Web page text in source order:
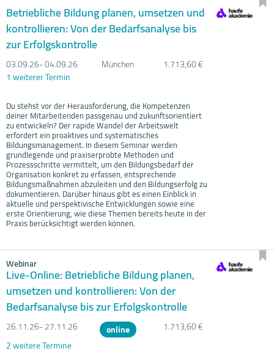
Betriebliche Bildung planen, umsetzen und
kontrollieren: Von der Bedarfsanalyse bis
zur Erfolgskontrolle
03.09.26- 04.09.26 München
1.713,60 €
1 weiterer Termin
Du stehst vor der Herausforderung, die Kompetenzen
deiner Mitarbeitenden passgenau und zukunftsorientiert
zu entwickeln? Der rapide Wandel der Arbeitswelt
erfordert ein proaktives und systematisches
Bildungsmanagement. In diesem Seminar werden
grundlegende und praxiserprobte Methoden und
Prozessschritte vermittelt, um den Bildungsbedarf der
Organisation konkret zu erfassen, entsprechende
Bildungsmaßnahmen abzuleiten und den Bildungserfolg zu
dokumentieren. Darüber hinaus gibt es einen Einblick in
aktuelle und perspektivische Entwicklungen sowie eine
erste Orientierung, wie diese Themen bereits heute in der
Praxis berücksichtigt werden können.
Webinar
Live-Online: Betriebliche Bildung planen,
umsetzen und kontrollieren: Von der
Bedarfsanalyse bis zur Erfolgskontrolle
26.11.26- 27.11.26 online
1.713,60 €
2 weitere Termine